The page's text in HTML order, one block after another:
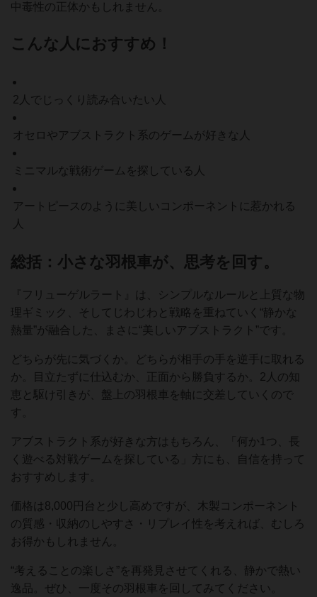
中毒性の正体かもしれません。
こんな人におすすめ！
2人でじっくり読み合いたい人
オセロやアブストラクト系のゲームが好きな人
ミニマルな戦術ゲームを探している人
アートピースのように美しいコンポーネントに惹かれる
人
総括：小さな羽根車が、思考を回す。
『フリューゲルラート』は、シンプルなルールと上質な物
理ギミック、そしてじわじわと戦略を重ねていく“静かな
熱量”が融合した、まさに“美しいアブストラクト”です。
どちらが先に気づくか。どちらが相手の手を逆手に取れる
か。目立たずに仕込むか、正面から勝負するか。2人の知
恵と駆け引きが、盤上の羽根車を軸に交差していくので
す。
アブストラクト系が好きな方はもちろん、「何か1つ、長
く遊べる対戦ゲームを探している」方にも、自信を持って
おすすめします。
価格は8,000円台と少し高めですが、木製コンポーネント
の質感・収納のしやすさ・リプレイ性を考えれば、むしろ
お得かもしれません。
“考えることの楽しさ”を再発見させてくれる、静かで熱い
逸品。ぜひ、一度その羽根車を回してみてください。